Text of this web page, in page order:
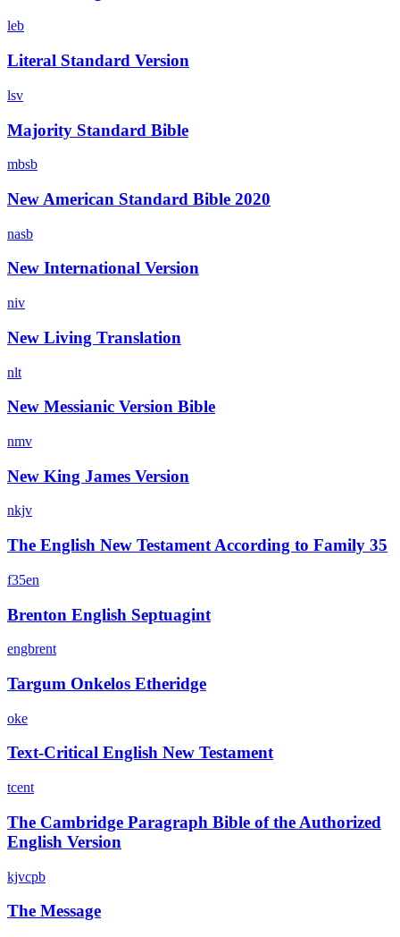
leb
Literal Standard Version
lsv
Majority Standard Bible
mbsb
New American Standard Bible 2020
nasb
New International Version
niv
New Living Translation
nlt
New Messianic Version Bible
nmv
New King James Version
nkjv
The English New Testament According to Family 35
f35en
Brenton English Septuagint
engbrent
Targum Onkelos Etheridge
oke
Text-Critical English New Testament
tcent
The Cambridge Paragraph Bible of the Authorized
English Version
kjvcpb
The Message